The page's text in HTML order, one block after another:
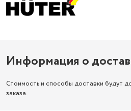
Информация о
Стоимость и способы доставки будут
заказа.